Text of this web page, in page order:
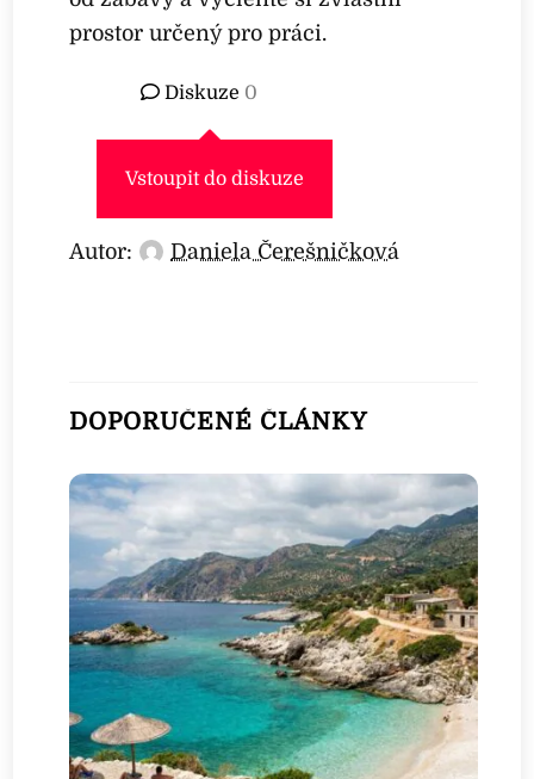
prostor určený pro práci.
Diskuze 0
Vstoupit do diskuze
Autor: Daniela Čerešničková
DOPORUČENÉ ČLÁNKY